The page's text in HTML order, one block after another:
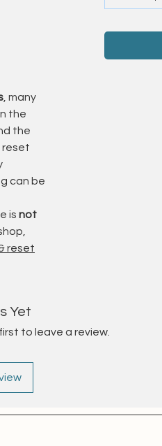
zu
, many
the
the
reset
can be
is not
reset
Yet
to leave a review.